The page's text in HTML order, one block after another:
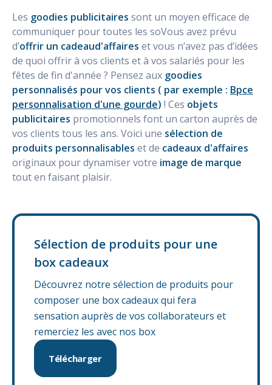
Les goodies publicitaires sont un moyen efficace de
communiquer pour toutes les soVous avez prévu
d’offrir un cadeaud'affaires et vous n’avez pas d’idées
de quoi offrirà vos clients et à vos salariés pour les
fêtes de fin d'année ? Pensez aux goodies
personnalisés pour vos clients ( par exemple : Bpce
personnalisation d'une gourde) ! Ces objets
publicitaires promotionnels font un carton auprès de
vos clients tous les ans. Voici une sélection de
produits personnalisables et de cadeaux d'affaires
originaux pour dynamiser votre image de marque
tout en faisant plaisir.
Sélection de produits pour une
box cadeaux
Découvrez notre sélection de produits pour
composer une box cadeaux qui fera
sensation auprès de vos collaborateurs et
remerciez les avec nos box
Télécharger